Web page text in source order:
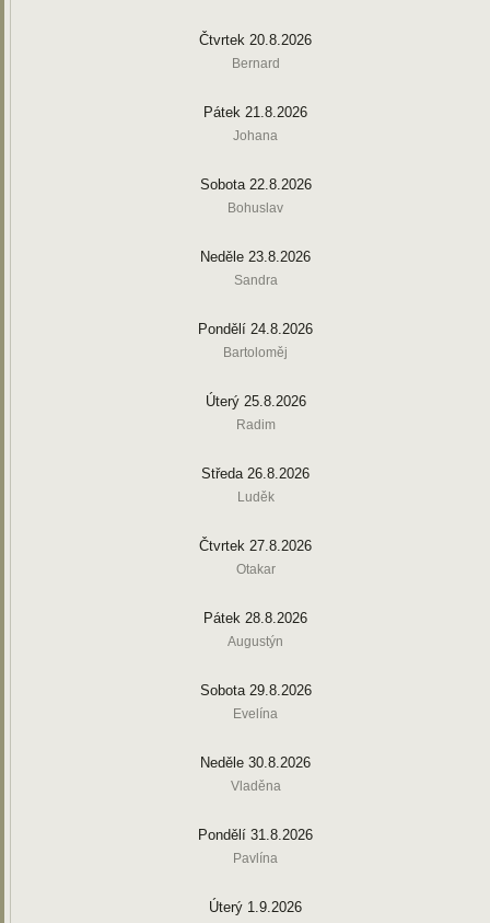
Čtvrtek 20.8.2026
Bernard
Pátek 21.8.2026
Johana
Sobota 22.8.2026
Bohuslav
Neděle 23.8.2026
Sandra
Pondělí 24.8.2026
Bartoloměj
Úterý 25.8.2026
Radim
Středa 26.8.2026
Luděk
Čtvrtek 27.8.2026
Otakar
Pátek 28.8.2026
Augustýn
Sobota 29.8.2026
Evelína
Neděle 30.8.2026
Vladěna
Pondělí 31.8.2026
Pavlína
Úterý 1.9.2026